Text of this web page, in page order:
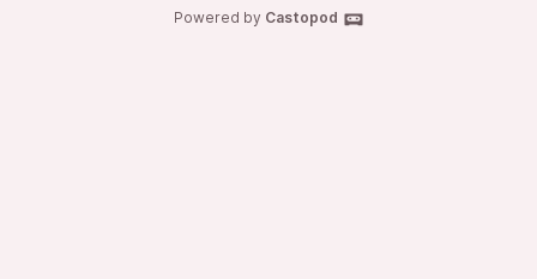
Powered by Castopod